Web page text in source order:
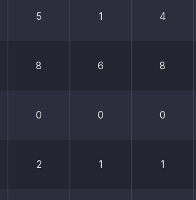
5 1 4
8 6 8
0 0 0
2 1 1